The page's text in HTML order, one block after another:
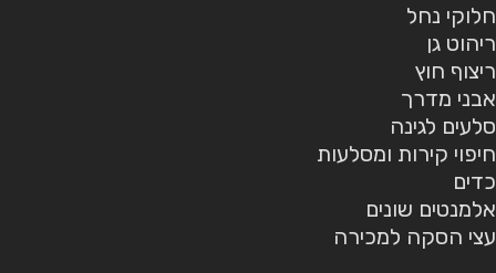
חלוקי נחל
ריהוט גן
ריצוף חוץ
אבני מדרך
סלעים לגינה
חיפוי קירות ומסלעות
כדים
אלמנטים שונים
עצי הסקה למכירה